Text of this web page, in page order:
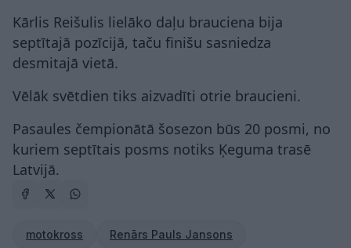
Kārlis Reišulis lielāko daļu brauciena bija
septītajā pozīcijā, taču finišu sasniedza
desmitajā vietā.
Vēlāk svētdien tiks aizvadīti otrie braucieni.
Pasaules čempionātā šosezon būs 20 posmi, no
kuriem septītais posms notiks Ķeguma trasē
Latvijā.
motokross Renārs Pauls Jansons